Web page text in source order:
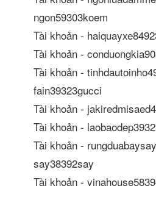
ngon59303koem
Tài khoản -
Tài khoản -
Tài khoản -
fain39323gucci
Tài khoản -
Tài khoản -
Tài khoản -
say38392say
Tài khoản -